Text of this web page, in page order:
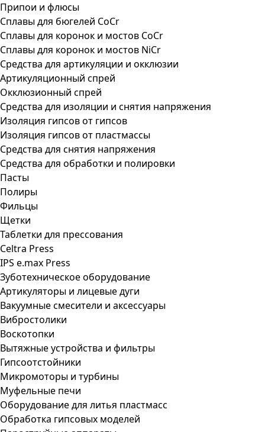
Припои и флюсы
Сплавы для бюгелей CoCr
Сплавы для коронок и мостов CoCr
Сплавы для коронок и мостов NiCr
Средства для артикуляции и окклюзии
Артикуляционный спрей
Окклюзионный спрей
Средства для изоляции и снятия напряжения
Изоляция гипсов от гипсов
Изоляция гипсов от пластмассы
Средства для снятия напряжения
Средства для обработки и полировки
Пасты
Полиры
Фильцы
Щетки
Таблетки для прессования
Celtra Press
IPS e.max Press
Зуботехническое оборудование
Артикуляторы и лицевые дуги
Вакуумные смесители и аксессуары
Вибростолики
Воскотопки
Вытяжные устройства и фильтры
Гипсоотстойники
Микромоторы и турбины
Муфельные печи
Оборудование для литья пластмасс
Обработка гипсовых моделей